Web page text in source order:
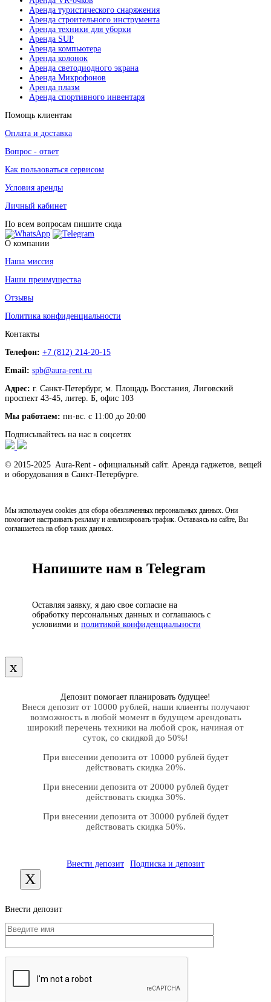
Аренда туристического снаряжения
Аренда строительного инструмента
Аренда техники для уборки
Аренда SUP
Аренда компьютера
Аренда колонок
Аренда светодиодного экрана
Аренда Микрофонов
Аренда плазм
Аренда спортивного инвентаря
Помощь клиентам
Оплата и доставка
Вопрос - ответ
Как пользоваться сервисом
Условия аренды
Личный кабинет
По всем вопросам пишите сюда
О компании
Наша миссия
Наши преимущества
Отзывы
Политика конфиденциальности
Контакты
Телефон: +7 (812) 214-20-15
Email: spb@aura-rent.ru
Адрес: г. Санкт-Петербург, м. Площадь Восстания, Лиговский
проспект 43-45, литер. Б, офис 103
Мы работаем: пн-вс. с 11:00 до 20:00
Подписывайтесь на нас в соцсетях
© 2015-2025 Aura-Rent - официальный сайт. Аренда гаджетов, вещей
и оборудования в Санкт-Петербурге.
Мы используем cookies для сбора обезличенных персональных данных. Они
помогают настраивать рекламу и анализировать трафик. Оставаясь на сайте, Вы
соглашаетесь на сбор таких данных.
Напишите нам в Telegram
Оставляя заявку, я даю свое согласие на
обработку персональных данных и соглашаюсь с
условиями и политикой конфиденциальности
х
Депозит помогает планировать будущее!
Внеся депозит от 10000 рублей, наши клиенты получают
возможность в любой момент в будущем арендовать
широкий перечень техники на любой срок, начиная от
суток, со скидкой до 50%!
При внесении депозита от 10000 рублей будет
действовать скидка 20%.
При внесении депозита от 20000 рублей будет
действовать скидка 30%.
При внесении депозита от 30000 рублей будет
действовать скидка 50%.
Внести депозит Подписка и депозит
X
Внести депозит